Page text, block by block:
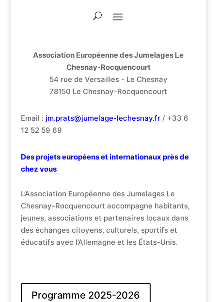
Association Européenne des Jumelages Le
Chesnay-Rocquencourt
54 rue de Versailles - Le Chesnay
78150 Le Chesnay-Rocquencourt
Email : jm.prats@jumelage-lechesnay.fr/ +33 6
12 52 59 69
Des projets européens et internationaux près de
chez vous
L’Association Européenne des Jumelages Le
Chesnay-Rocquencourt accompagne habitants,
jeunes, associations et partenaires locaux dans
des échanges citoyens, culturels, sportifs et
éducatifs avec l’Allemagne et les États-Unis.
Programme 2025-2026